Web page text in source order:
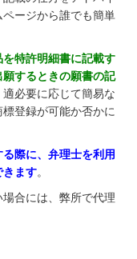
ージから誰でも簡単
特許明細書に記載す
するときの願書の記
必要に応じて簡易な
登録が可能か否かに
際に、弁理士を利用
きます。
合には、弊所で代理